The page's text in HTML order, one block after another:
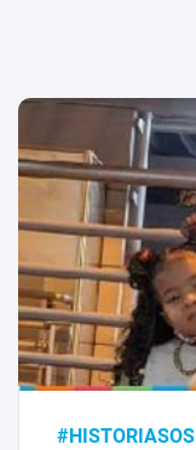
#HISTORIASOS